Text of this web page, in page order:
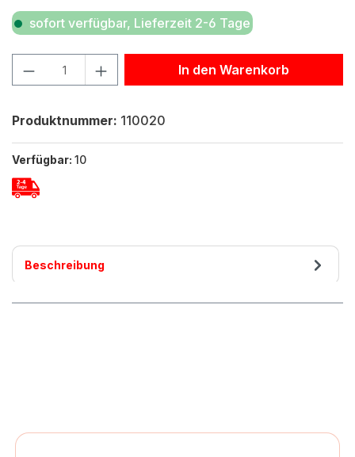
sofort verfügbar, Lieferzeit 2-6 Tage
Produkt Anzahl: Gib den gewünschten Wert ein oder
In den Warenkorb
Produktnummer: 110020
Verfügbar: 10
Beschreibung